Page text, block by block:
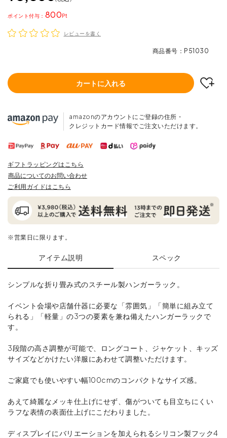
800
ポイント
レビューを書く
商品番号 P51030
カートに入れる
amazonのアカウントにご登録の住所・
クレジットカード情報でご注文いただけます。
ギフトラッピングはこちら
商品についてのお問い合わせ
ご利用ガイドはこちら
※営業日に限ります。
アイテム説明 スペック
シンプルな折り畳み式のスチール製ハンガーラック。
イベント会場や店舗什器に必要な「雰囲気」「簡単に組み立て
られる」「軽量」の3つの要素を兼ね備えたハンガーラックで
す。
3段階の高さ調整が可能で、ロングコート、ジャケット、キッズ
サイズなどかけたい洋服にあわせて調整いただけます。
ご家庭でも使いやすい幅100cmのコンパクトなサイズ感。
あえて綺麗なメッキ仕上げにせず、傷がついても目立ちにくい
ラフな表情の表面仕上げにこだわりました。
ディスプレイにバリエーションを加えられるシリコン製フック4